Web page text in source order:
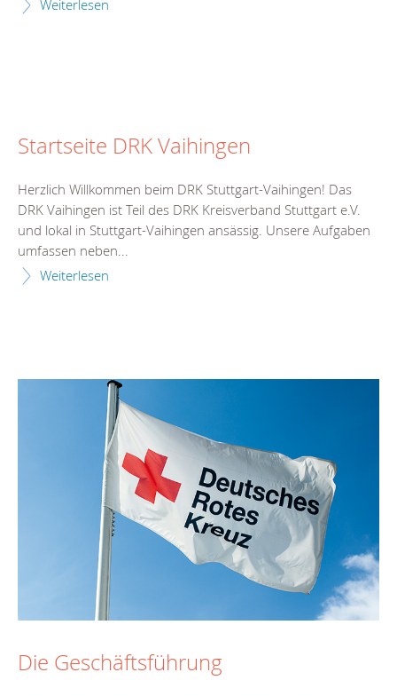
Weiterlesen
Startseite DRK Vaihingen
Herzlich Willkommen beim DRK Stuttgart-Vaihingen! Das
DRK Vaihingen ist Teil des DRK Kreisverband Stuttgart e.V.
und lokal in Stuttgart-Vaihingen ansässig. Unsere Aufgaben
umfassen neben...
Weiterlesen
Die Geschäftsführung